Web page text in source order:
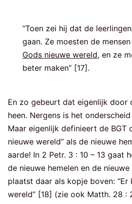
“Toen zei hij dat de
gaan. Ze moesten de
Gods nieuwe wereld, en ze
beter maken” [17].
En zo gebeurt dat eigenlijk door
heen. Nergens is het
Maar eigenlijk definieert de BGT
nieuwe wereld” als de nieuwe
aarde! In 2 Petr. 3 : 10 – 13 gaat
de nieuwe hemelen en de nieuwe
plaatst daar als kopje boven: “Er
wereld” [18] (zie ook Matth. 28 :